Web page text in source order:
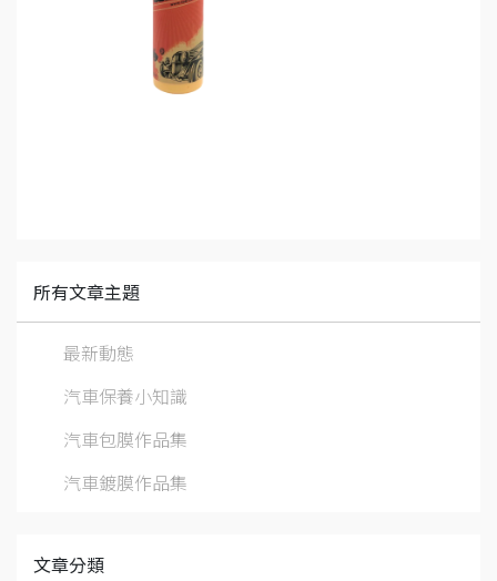
所有文章主題
最新動態
汽車保養小知識
汽車包膜作品集
汽車鍍膜作品集
文章分類